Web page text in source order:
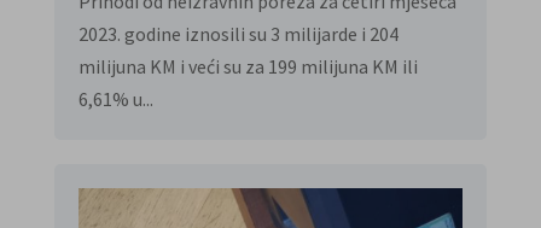
2023. godine iznosili su 3 milijarde i 204
milijuna KM i veći su za 199 milijuna KM ili
6,61% u...